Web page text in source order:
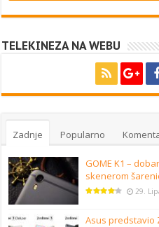
TELEKINEZA NA WEBU
Zadnje Popularno
GOME K1 –
skenerom
29.
Asus predstavio